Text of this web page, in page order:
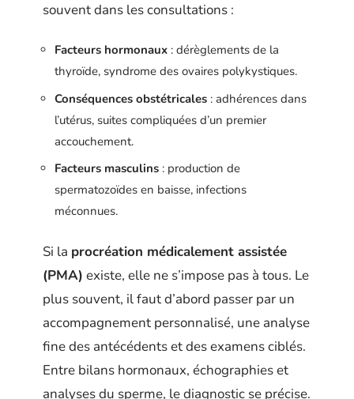
souvent dans les consultations :
Facteurs hormonaux : dérèglements de la
thyroïde, syndrome des ovaires polykystiques.
Conséquences obstétricales : adhérences dans
l’utérus, suites compliquées d’un premier
accouchement.
Facteurs masculins : production de
spermatozoïdes en baisse, infections
méconnues.
Si la procréation médicalement assistée
(PMA) existe, elle ne s’impose pas à tous. Le
plus souvent, il faut d’abord passer par un
accompagnement personnalisé, une analyse
fine des antécédents et des examens ciblés.
Entre bilans hormonaux, échographies et
analyses du sperme, le diagnostic se précise.